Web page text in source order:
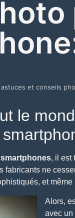
astuces et conseils
le
smartphones, il est
fabricants ne
et
Alors,
avec un